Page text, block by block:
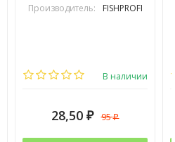
Производитель: FISHPROFI
В наличии
28,50 ₽ 95₽